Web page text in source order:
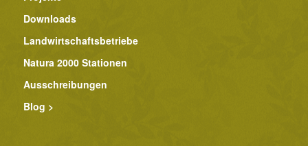
Downloads
Landwirtschaftsbetriebe
Natura 2000 Stationen
Ausschreibungen
Blog >